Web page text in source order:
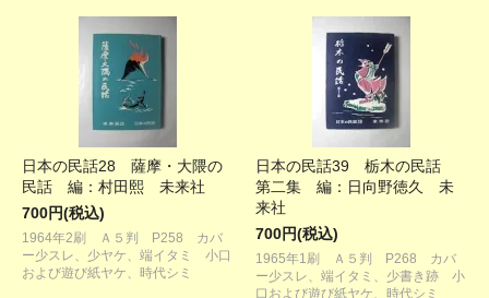
日本の民話28 薩摩・大隈の
民話 編：村田熙 未来社
700円(税込)
1964年2刷 Ａ５判 P258 カバ
ー少スレ、少ヤケ、端イタミ 小口
および遊び紙ヤケ、時代シミ
日本の民話39 栃木の民話
第二集 編：日向野徳久 未
来社
700円(税込)
1965年1刷 Ａ５判 P268 カバ
ー少スレ、端イタミ、少書き跡 小
口および遊び紙ヤケ、時代シミ